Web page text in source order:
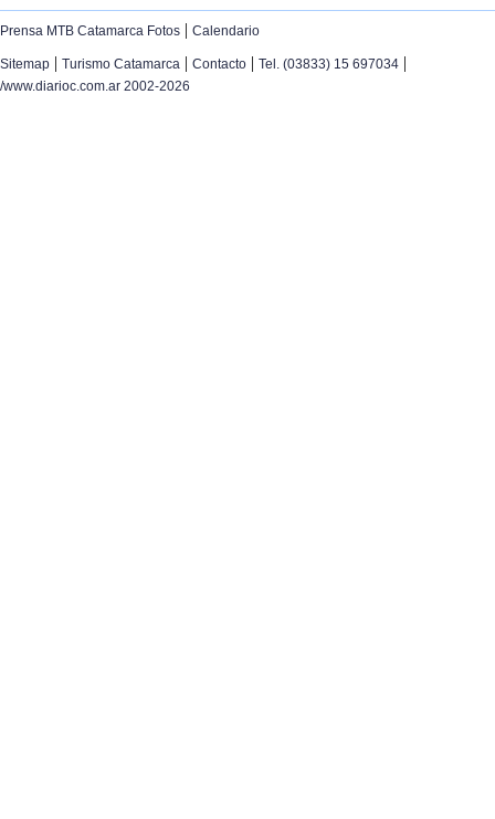
Prensa MTB Catamarca Fotos | Calendario
Sitemap | Turismo Catamarca | Contacto | Tel. (03833) 15 697034 |
/www.diarioc.com.ar 2002-2026